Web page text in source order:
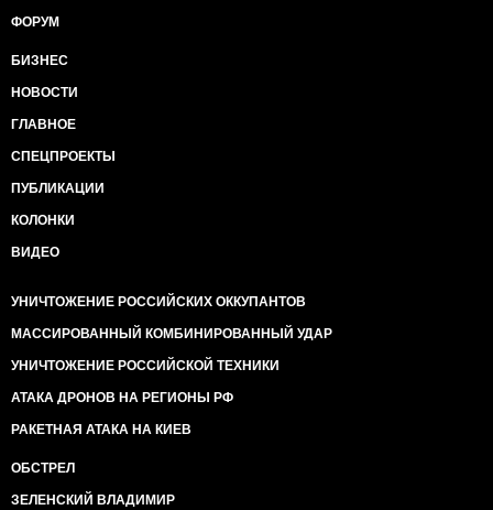
ФОРУМ
БИЗНЕС
НОВОСТИ
ГЛАВНОЕ
СПЕЦПРОЕКТЫ
ПУБЛИКАЦИИ
КОЛОНКИ
ВИДЕО
УНИЧТОЖЕНИЕ РОССИЙСКИХ ОККУПАНТОВ
МАССИРОВАННЫЙ КОМБИНИРОВАННЫЙ УДАР
УНИЧТОЖЕНИЕ РОССИЙСКОЙ ТЕХНИКИ
АТАКА ДРОНОВ НА РЕГИОНЫ РФ
РАКЕТНАЯ АТАКА НА КИЕВ
ОБСТРЕЛ
ЗЕЛЕНСКИЙ ВЛАДИМИР